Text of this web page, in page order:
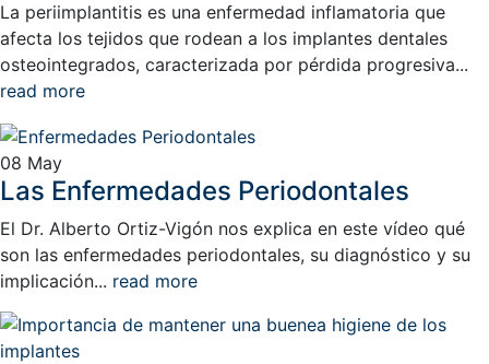
La periimplantitis es una enfermedad inflamatoria que
afecta los tejidos que rodean a los implantes dentales
osteointegrados, caracterizada por pérdida progresiva...
read more
08 May
Las Enfermedades Periodontales
El Dr. Alberto Ortiz-Vigón nos explica en este vídeo qué
son las enfermedades periodontales, su diagnóstico y su
implicación... read more